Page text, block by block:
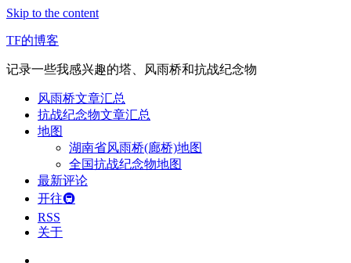
Skip to the content
TF的博客
记录一些我感兴趣的塔、风雨桥和抗战纪念物
风雨桥文章汇总
抗战纪念物文章汇总
地图
湖南省风雨桥(廊桥)地图
全国抗战纪念物地图
最新评论
开往🚇
RSS
关于